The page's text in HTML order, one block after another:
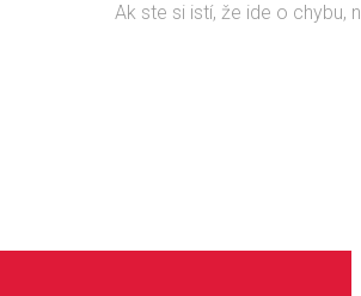
Ak ste si istí, že ide o chybu,